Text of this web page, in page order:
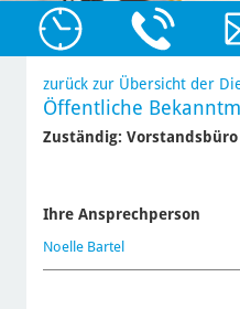
zurück zur Übersicht der
Öffentliche
Zuständig: Vorstandsbüro
Ihre Ansprechperson
Noelle Bartel